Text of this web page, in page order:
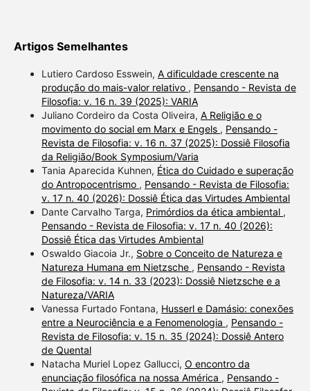
Artigos Semelhantes
Lutiero Cardoso Esswein, A dificuldade crescente na
produção do mais-valor relativo , Pensando - Revista de
Filosofia: v. 16 n. 39 (2025): VARIA
Juliano Cordeiro da Costa Oliveira, A Religião e o
movimento do social em Marx e Engels , Pensando -
Revista de Filosofia: v. 16 n. 37 (2025): Dossiê Filosofia
da Religião/Book Symposium/Varia
Tania Aparecida Kuhnen, Ética do Cuidado e superação
do Antropocentrismo , Pensando - Revista de Filosofia:
v. 17 n. 40 (2026): Dossiê Ética das Virtudes Ambiental
Dante Carvalho Targa, Primórdios da ética ambiental ,
Pensando - Revista de Filosofia: v. 17 n. 40 (2026):
Dossiê Ética das Virtudes Ambiental
Oswaldo Giacoia Jr., Sobre o Conceito de Natureza e
Natureza Humana em Nietzsche , Pensando - Revista
de Filosofia: v. 14 n. 33 (2023): Dossiê Nietzsche e a
Natureza/VARIA
Vanessa Furtado Fontana, Husserl e Damásio: conexões
entre a Neurociência e a Fenomenologia , Pensando -
Revista de Filosofia: v. 15 n. 35 (2024): Dossiê Antero
de Quental
Natacha Muriel Lopez Gallucci, O encontro da
enunciação filosófica na nossa América , Pensando -